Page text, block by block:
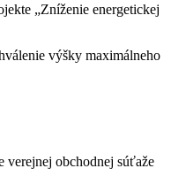
„Zníženie energetickej
výšky maximálneho
verejnej obchodnej súťaže